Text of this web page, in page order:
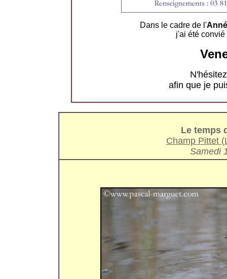
Dans le cadre de l'
j'ai été
afin que je
Le temps
Champ Pittet
Samedi